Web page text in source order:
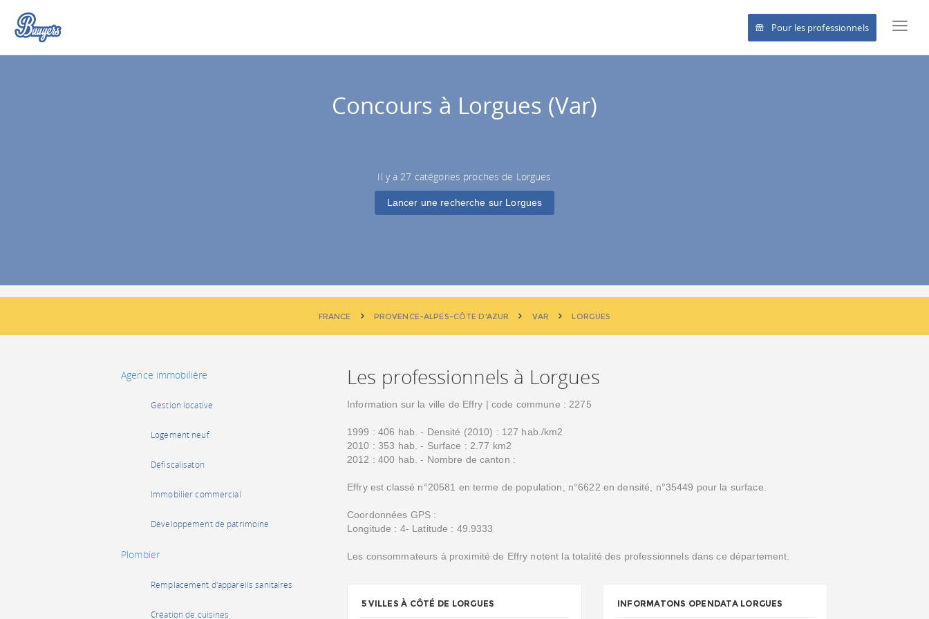
Pour les professionnels
Concours à Lorgues (Var)
Il y a 27 catégories proches de Lorgues
Lancer une recherche sur Lorgues
FRANCE PROVENCE-ALPES-CÔTE D'AZUR VAR LORGUES
Agence immobilière
Gestion locative
Logement neuf
Défiscalisaton
Immobilier commercial
Développement de patrimoine
Plombier
Remplacement d'appareils sanitaires
Création de cuisines
Les professionnels à Lorgues
Information sur la ville de Effry | code commune : 2275
1999 : 406 hab. - Densité (2010) : 127 hab./km2
2010 : 353 hab. - Surface : 2.77 km2
2012 : 400 hab. - Nombre de canton :
Effry est classé n°20581 en terme de population, n°6622 en densité, n°35449 pour la surface.
Coordonnées GPS :
Longitude : 4- Latitude : 49.9333
Les consommateurs à proximité de Effry notent la totalité des professionnels dans ce département.
5 VILLES À CÔTÉ DE LORGUES INFORMATONS OPENDATA LORGUES